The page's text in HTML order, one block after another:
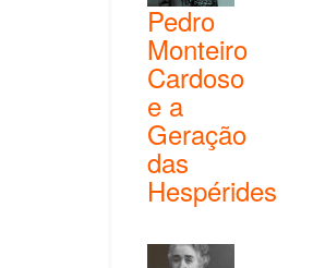
Pedro
Monteiro
Cardoso
e a
Geração
das
Hespérides